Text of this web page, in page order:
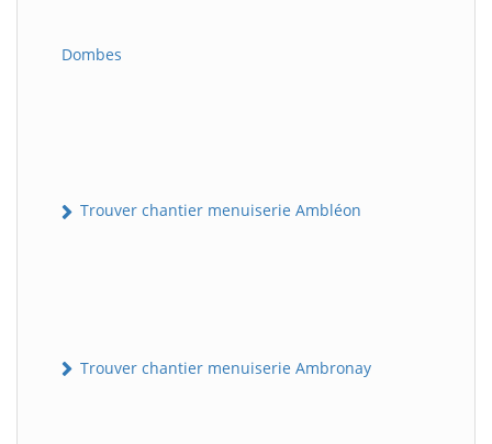
Dombes
Trouver chantier menuiserie Ambléon
Trouver chantier menuiserie Ambronay